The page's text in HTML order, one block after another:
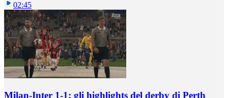
02:45
Milan-Inter 1-1: gli highlights del derby di Perth